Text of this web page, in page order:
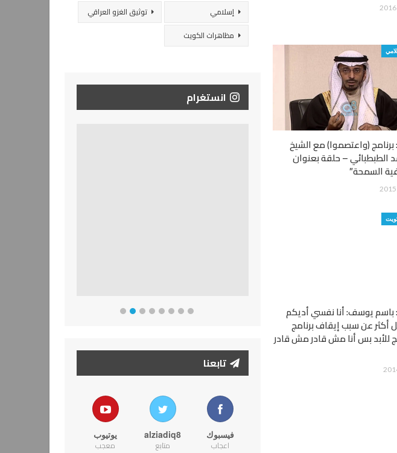
برنامج (واعتصموا) مع الشيخ
الطبطبائي – حلقة بعنوان
السمحة”
باسم يوسف: أنا نفسي أديكم
أكثر عن سبب إيقاف برنامج
للأبد بس أنا مش قادر مش قادر
إسلامي
توثيق الغزو العراقي
مظاهرات الكويت
انستغرام
تابعنا
فيسبوك
اعجاب
alziadiq8
متابع
يوتيوب
معجب